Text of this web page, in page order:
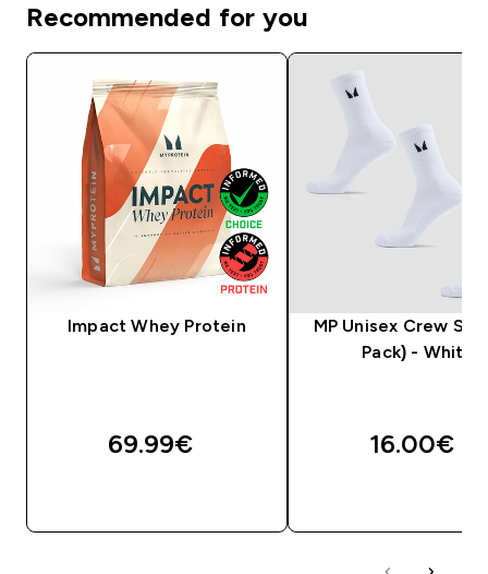
Recommended for you
Impact Whey Protein
69.99€‎
MP Unisex Crew
Pack) - White
16.00€‎